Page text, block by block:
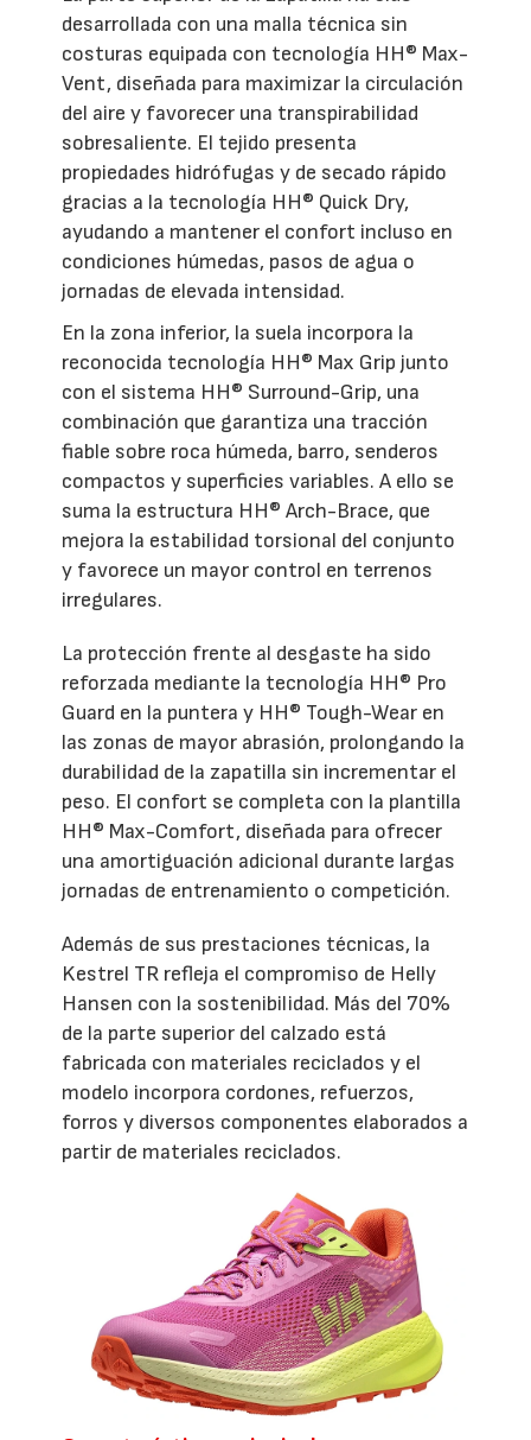
desarrollada con una malla técnica sin
costuras equipada con tecnología HH® Max-
Vent, diseñada para maximizar la circulación
del aire y favorecer una transpirabilidad
sobresaliente. El tejido presenta
propiedades hidrófugas y de secado rápido
gracias a la tecnología HH® Quick Dry,
ayudando a mantener el confort incluso en
condiciones húmedas, pasos de agua o
jornadas de elevada intensidad.
En la zona inferior, la suela incorpora la
reconocida tecnología HH® Max Grip junto
con el sistema HH® Surround-Grip, una
combinación que garantiza una tracción
fiable sobre roca húmeda, barro, senderos
compactos y superficies variables. A ello se
suma la estructura HH® Arch-Brace, que
mejora la estabilidad torsional del conjunto
y favorece un mayor control en terrenos
irregulares.
La protección frente al desgaste ha sido
reforzada mediante la tecnología HH® Pro
Guard en la puntera y HH® Tough-Wear en
las zonas de mayor abrasión, prolongando la
durabilidad de la zapatilla sin incrementar el
peso. El confort se completa con la plantilla
HH® Max-Comfort, diseñada para ofrecer
una amortiguación adicional durante largas
jornadas de entrenamiento o competición.
Además de sus prestaciones técnicas, la
Kestrel TR refleja el compromiso de Helly
Hansen con la sostenibilidad. Más del 70%
de la parte superior del calzado está
fabricada con materiales reciclados y el
modelo incorpora cordones, refuerzos,
forros y diversos componentes elaborados a
partir de materiales reciclados.